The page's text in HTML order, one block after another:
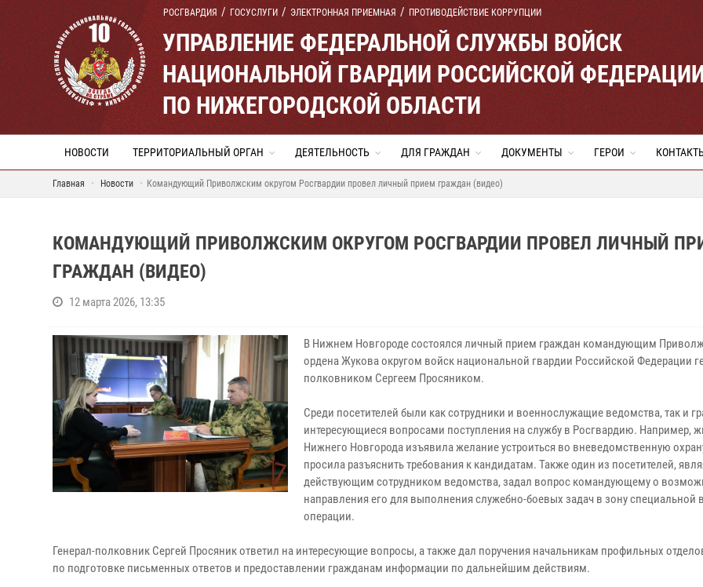
РОСГВАРДИЯ ГОСУСЛУГИ ЭЛЕКТРОННАЯ ПРИЕМНАЯ ПРОТИВОДЕЙСТВИЕ КОРРУПЦИИ
УПРАВЛЕНИЕ ФЕДЕРАЛЬНОЙ СЛУЖБЫ ВОЙСК
НАЦИОНАЛЬНОЙ ГВАРДИИ РОССИЙСКОЙ
ПО НИЖЕГОРОДСКОЙ ОБЛАСТИ
НОВОСТИ ТЕРРИТОРИАЛЬНЫЙ ОРГАН ДЕЯТЕЛЬНОСТЬ ДЛЯ ГРАЖДАН ДОКУМЕНТЫ ГЕРОИ
Главная Новости Командующий Приволжским округом Росгвардии провел личный прием граждан (видео)
КОМАНДУЮЩИЙ ПРИВОЛЖСКИМ ОКРУГОМ РОСГВАРДИИ ПРОВЕЛ ЛИЧНЫЙ
ГРАЖДАН (ВИДЕО)
12 марта 2026, 13:35
В Нижнем Новгороде состоялся личный прием граждан командующим
ордена Жукова округом войск национальной гвардии Российской Федерации
полковником Сергеем Просяником.
Среди посетителей были как сотрудники и военнослужащие ведомства, так и
интересующиеся вопросами поступления на службу в Росгвардию. Например,
Нижнего Новгорода изъявила желание устроиться во вневедомственную
просила разъяснить требования к кандидатам. Также один из посетителей,
действующим сотрудником ведомства, задал вопрос командующему о
направления его для выполнения служебно-боевых задач в зону специальной
операции.
Генерал-полковник Сергей Просяник ответил на интересующие вопросы, а также дал поручения начальникам профильных
по подготовке письменных ответов и предоставлении гражданам информации по дальнейшим действиям.